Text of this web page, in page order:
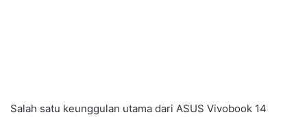
Salah satu keunggulan utama dari ASUS Vivobook 14